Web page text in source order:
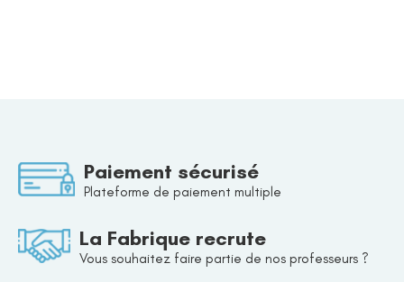
Paiement sécurisé
Plateforme de paiement multiple
La Fabrique recrute
Vous souhaitez faire partie de nos professeurs ?